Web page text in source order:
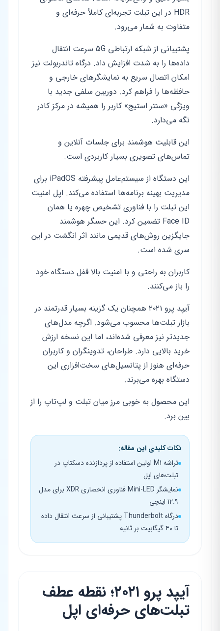
HDR در این تبلت تجربه‌ای کاملاً حرفه‌ای و
متفاوت به شمار می‌رود.
پشتیبانی از شبکه ارتباطی 5G سرعت انتقال
داده‌ها را به شدت افزایش داد. درگاه تاندربولت نیز
امکان اتصال سریع به نمایشگرهای خارجی و
حافظه‌ها را فراهم کرد. دوربین سلفی جدید با
ویژگی «سنتر استیج» کاربر را همیشه در مرکز کادر
نگه می‌دارد.
این قابلیت هوشمند برای جلسات آنلاین و
تماس‌های تصویری بسیار کاربردی است.
این دستگاه از سیستم‌عامل پیشرفته iPadOS برای
مدیریت بهینه برنامه‌ها استفاده می‌کند. اپل امنیت
این تبلت را با فناوری تشخیص چهره یا همان
Face ID تضمین کرد. این حسگر هوشمند
جایگزین روش‌های قدیمی مانند اثر انگشت در این
سری شده است.
کاربران به راحتی و با امنیت بالا قفل دستگاه خود
را باز می‌کنند.
آیپد پرو ۲۰۲۱ همچنان یک گزینه بسیار قدرتمند در
بازار تبلت‌ها محسوب می‌شود. اگرچه مدل‌های
جدیدتر نیز معرفی شده‌اند، اما این نسخه ارزش
خرید بالایی دارد. طراحان، تدوینگران و کاربران
حرفه‌ای هنوز از پتانسیل‌های سخت‌افزاری این
دستگاه بهره می‌برند.
این محصول به خوبی مرز میان تبلت و لپ‌تاپ را از
بین برد.
نکات کلیدی این مقاله:
تراشه M1 اولین استفاده از پردازنده دسکتاپ در
تبلت‌های اپل
نمایشگر Mini-LED فناوری انحصاری XDR برای مدل
۱۲.۹ اینچی
درگاه Thunderbolt پشتیبانی از سرعت انتقال داده
تا ۴۰ گیگابیت بر ثانیه
آیپد پرو ۲۰۲۱؛ نقطه عطف
تبلت‌های حرفه‌ای اپل